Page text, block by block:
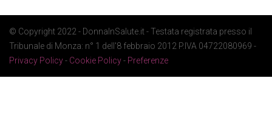
© Copyright 2022 - DonnaInSalute.it - Testata registrata presso il
Tribunale di Monza: n° 1 dell'8 febbraio 2012 P.IVA 04722080969 -
Privacy Policy- Cookie Policy- Preferenze